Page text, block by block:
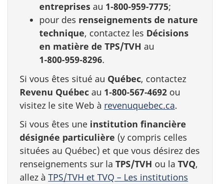
entreprises au 1‑800‑959‑7775;
pour des renseignements de nature
technique, contactez les Décisions
en matière de TPS/TVH au
1‑800‑959‑8296.
Si vous êtes situé au Québec, contactez
Revenu Québec au 1‑800‑567‑4692 ou
visitez le site Web à revenuquebec.ca.
Si vous êtes une institution financière
désignée particulière (y compris celles
situées au Québec) et que vous désirez des
renseignements sur la TPS/TVH ou la TVQ,
allez à TPS/TVH et TVQ – Les institutions